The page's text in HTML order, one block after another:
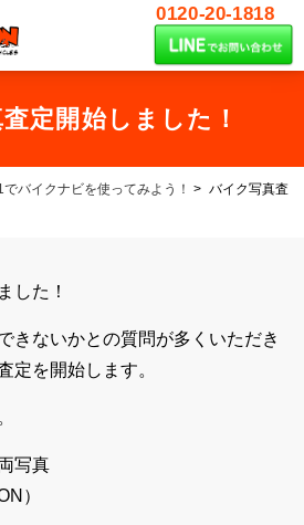
0120-20-1818
定開始しました！
バイクナビを使ってみよう！ > バイク写真査
した！
きないかとの質問が多くいただき
定を開始します。
写真
）